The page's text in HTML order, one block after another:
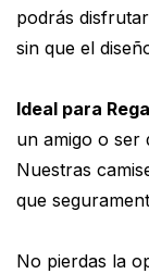
podrás
sin que el
Ideal para
un amigo o ser
Nuestras
que
No pierdas la